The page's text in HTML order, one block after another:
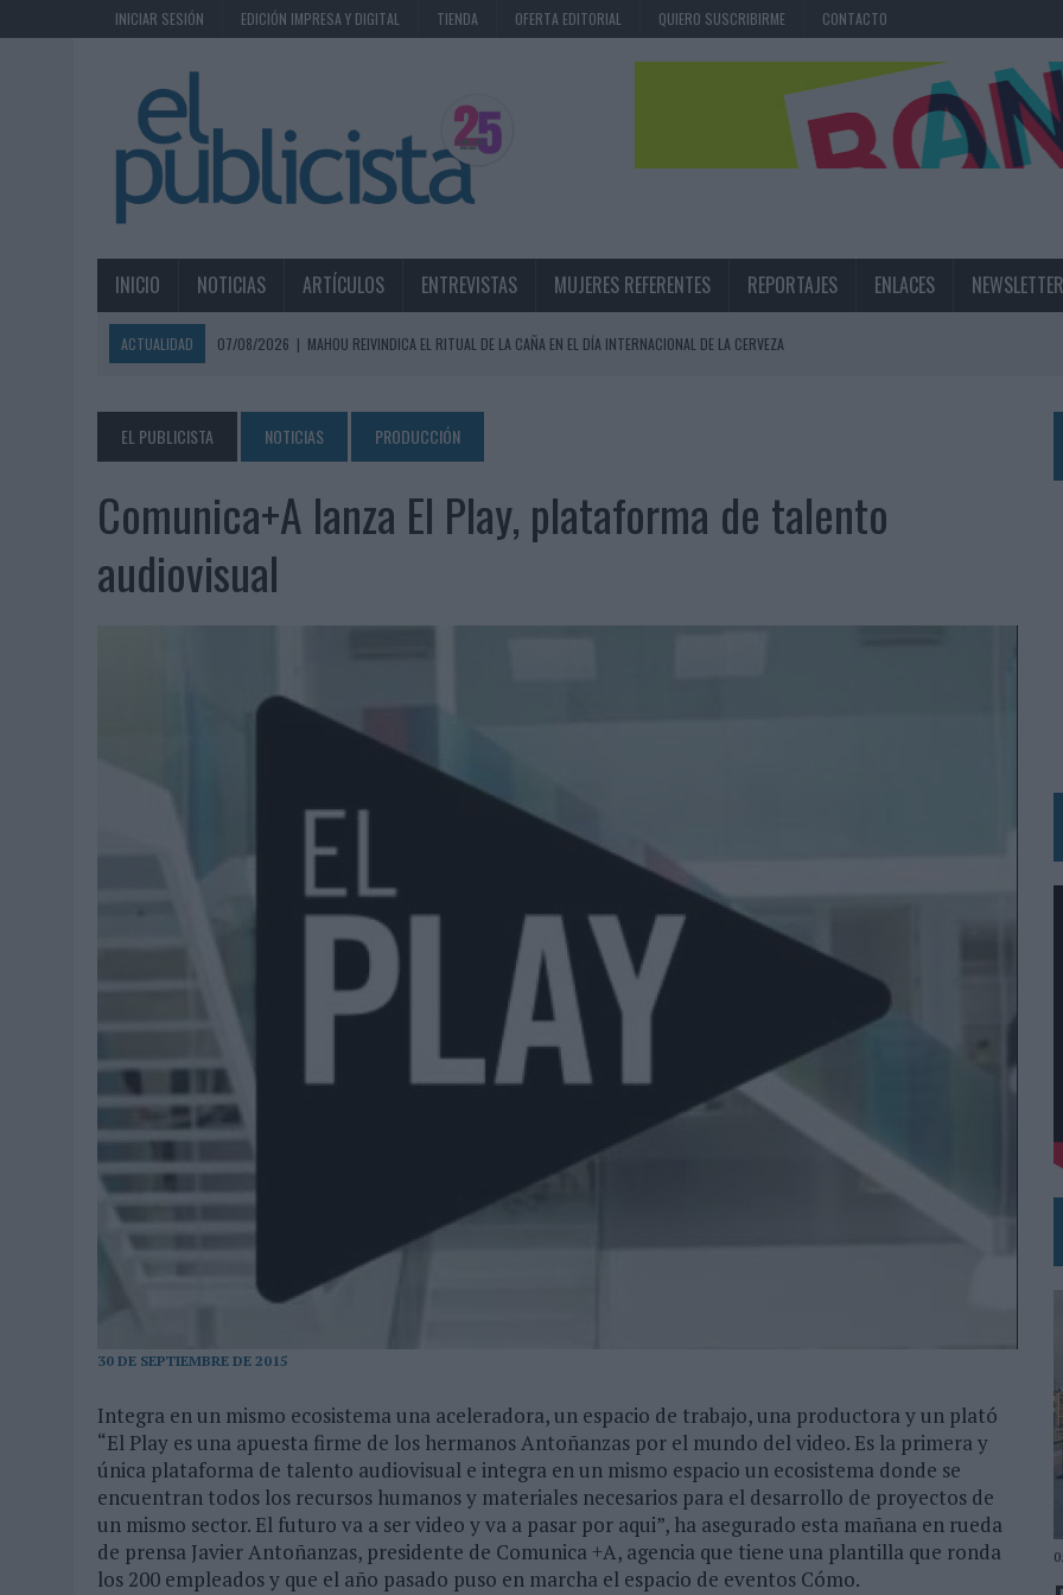
INICIAR SESIÓN EDICIÓN IMPRESA Y DIGITAL TIENDA OFERTA EDITORIAL QUIERO SUSCRIBIRME CONTACTO
INICIO NOTICIAS ARTÍCULOS ENTREVISTAS MUJERES REFERENTES REPORTAJES ENLACES NEWSLETTER
ACTUALIDAD 07/08/2026 | MAHOU REIVINDICA EL RITUAL DE LA CAÑA EN EL DÍA INTERNACIONAL DE LA CERVEZA
PATRÓN CONVIERTE EL NUEVO SINGLE DE ARÓN PIPER EN UNA EXPERIENCIA DE MARCA EN IBIZA
07/08/2026 | EL VERANO PONE A PRUEBA LA ESTRATEGIA DIGITAL DE LAS MARCAS
VUELING CONVIERTE LOS RECUERDOS EN SOUVENIRS CON IA
07/08/2026
CUANDO SE APAGUE EL SOL, EL ECLIPSE DE 2026 PONDRÁ A PRUEBA LA CREATIVIDAD DE LAS MARCAS
06/08/2026 |
‘LA VUELTA’, DE FENOMENAL PARA MÁLAGA CF
EL USO DE LA IA GENERATIVA ALCANZA YA AL 62% DE LOS ESPAÑOLES
SYSTEM1 NOMBRA A KIMBERLY BASTONI COMO NUEVA DIRECTORA COMERCIAL GLOBAL
FRIGO Y UNIQLO LANZAN UNA COLECCIÓN PERSONALIZABLE INSPIRADA EN CORNETTO, CALIPPO Y SOLERO
LA IA ESTÁ SUBIENDO EL LISTÓN DE LA CREATIVIDAD
BEON WORLDWIDE LANZA RAÍZ URBANA PARA TRANSFORMAR EL PATRIMONIO HISTÓRICO EN ACTIVOS CULTURALES Y ECONÓMICOS
FABRA COMUNICACIÓN INCORPORA A CASONÁ Y ASUME LA GESTIÓN DE SUS RELACIONES CON LOS MEDIOS
LOPESAN HOTELS & RESORTS ACERCA EL PARAÍSO CANARIO EN SU ÚLTIMA CAMPAÑA INTERNACIONAL
LUIS ARQUILLOS (BURGO DE ARIAS): “LA CONSTRUCCIÓN DE MARCA A LARGO PLAZO Y LA MEDICIÓN SON DOS CARAS DE LA MISMA
‘EL PARAÍSO MÁS CERCA’, DE 22GRADOS PARA LOPESAN HOTELS & RESORTS
04/08/2026
‘LA ÚNICA CERVEZA DEL MUNDO QUE SE DISFRUTA DOS VECES’, DE INUSUALY PARA CERVEZA CAPAZ
07/08/2026 | EL MÁLAGA CF CULMINA SU TRILOGÍA DE MARCA CON UNA CAMPAÑA QUE CELEBRA SU REGRESO A PRIMERA DIVISIÓN
EL PUBLICISTA NOTICIAS PRODUCCIÓN
Comunica+A lanza El Play, plataforma de talento
audiovisual
30 DE SEPTIEMBRE DE 2015
Integra en un mismo ecosistema una aceleradora, un espacio de trabajo, una productora y un plató
“El Play es una apuesta firme de los hermanos Antoñanzas por el mundo del video. Es la primera y
única plataforma de talento audiovisual e integra en un mismo espacio un ecosistema donde se
encuentran todos los recursos humanos y materiales necesarios para el desarrollo de proyectos de
un mismo sector. El futuro va a ser video y va a pasar por aqui”, ha asegurado esta mañana en rueda
de prensa Javier Antoñanzas, presidente de Comunica +A, agencia que tiene una plantilla que ronda
los 200 empleados y que el año pasado puso en marcha el espacio de eventos Cómo.